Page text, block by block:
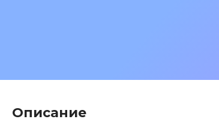
Описание